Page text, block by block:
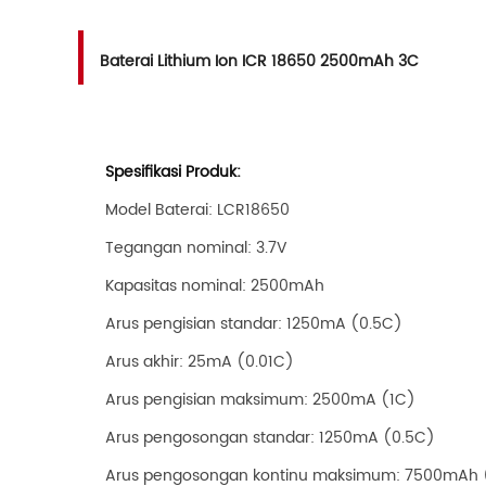
Baterai Lithium Ion ICR 18650 2500mAh 3C
Spesifikasi Produk:
Model Baterai: LCR18650
Tegangan nominal: 3.7V
Kapasitas nominal: 2500mAh
Arus pengisian standar: 1250mA (0.5C)
Arus akhir: 25mA (0.01C)
Arus pengisian maksimum: 2500mA (1C)
Arus pengosongan standar: 1250mA (0.5C)
Arus pengosongan kontinu maksimum: